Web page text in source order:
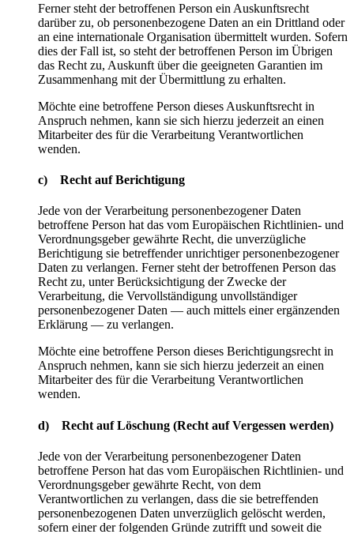
Ferner steht der betroffenen Person ein Auskunftsrecht
darüber zu, ob personenbezogene Daten an ein Drittland oder
an eine internationale Organisation übermittelt wurden. Sofern
dies der Fall ist, so steht der betroffenen Person im Übrigen
das Recht zu, Auskunft über die geeigneten Garantien im
Zusammenhang mit der Übermittlung zu erhalten.
Möchte eine betroffene Person dieses Auskunftsrecht in
Anspruch nehmen, kann sie sich hierzu jederzeit an einen
Mitarbeiter des für die Verarbeitung Verantwortlichen
wenden.
c) Recht auf Berichtigung
Jede von der Verarbeitung personenbezogener Daten
betroffene Person hat das vom Europäischen Richtlinien- und
Verordnungsgeber gewährte Recht, die unverzügliche
Berichtigung sie betreffender unrichtiger personenbezogener
Daten zu verlangen. Ferner steht der betroffenen Person das
Recht zu, unter Berücksichtigung der Zwecke der
Verarbeitung, die Vervollständigung unvollständiger
personenbezogener Daten — auch mittels einer ergänzenden
Erklärung — zu verlangen.
Möchte eine betroffene Person dieses Berichtigungsrecht in
Anspruch nehmen, kann sie sich hierzu jederzeit an einen
Mitarbeiter des für die Verarbeitung Verantwortlichen
wenden.
d) Recht auf Löschung (Recht auf Vergessen werden)
Jede von der Verarbeitung personenbezogener Daten
betroffene Person hat das vom Europäischen Richtlinien- und
Verordnungsgeber gewährte Recht, von dem
Verantwortlichen zu verlangen, dass die sie betreffenden
personenbezogenen Daten unverzüglich gelöscht werden,
sofern einer der folgenden Gründe zutrifft und soweit die